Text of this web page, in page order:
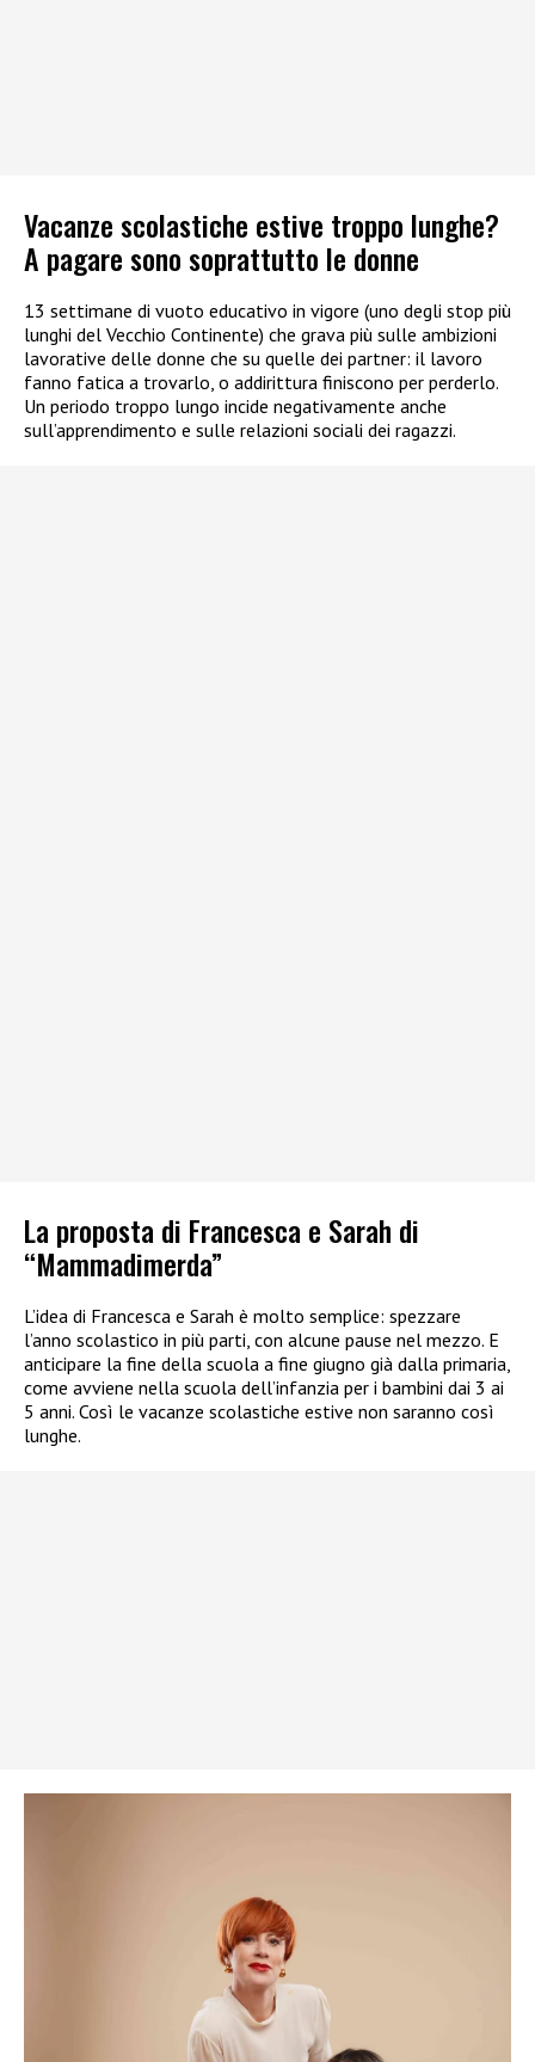
Vacanze scolastiche estive troppo lunghe?
A pagare sono soprattutto le donne
13 settimane di vuoto educativo in vigore (uno degli stop più
lunghi del Vecchio Continente) che grava più sulle ambizioni
lavorative delle donne che su quelle dei partner: il lavoro
fanno fatica a trovarlo, o addirittura finiscono per perderlo.
Un periodo troppo lungo incide negativamente anche
sull’apprendimento e sulle relazioni sociali dei ragazzi.
La proposta di Francesca e Sarah di
“Mammadimerda”
L’idea di Francesca e Sarah è molto semplice: spezzare
l’anno scolastico in più parti, con alcune pause nel mezzo. E
anticipare la fine della scuola a fine giugno già dalla primaria,
come avviene nella scuola dell’infanzia per i bambini dai 3 ai
5 anni. Così le vacanze scolastiche estive non saranno così
lunghe.